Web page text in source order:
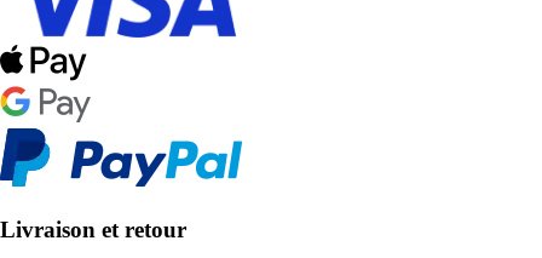
Livraison et retour